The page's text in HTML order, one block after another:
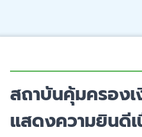
สถาบันคุ้มครอง
แสดงความยินดีเ